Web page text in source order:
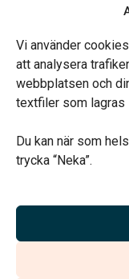
Vi använder
att analysera
webbplatsen och
textfiler som lagras
Du kan när som
trycka “Neka”.
Efter
Telefonjour dygnet
Vi är
har högt ställda